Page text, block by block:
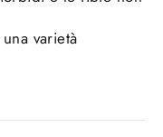
varietà